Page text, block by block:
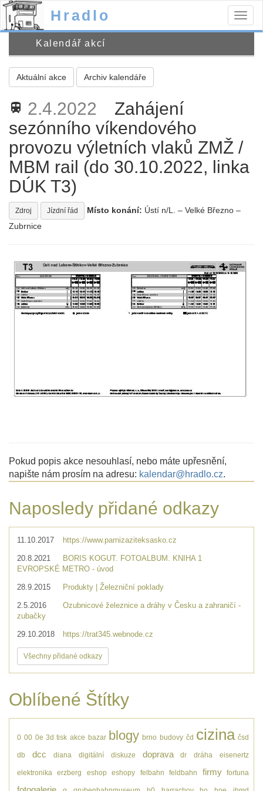
Hradlo
Kalendář akcí
Aktuální akce Archiv kalendáře
train 2.4.2022
Zahájení
sezónního víkendového
provozu výletních vlaků ZMŽ /
MBM rail (do 30.10.2022, linka
DÚK T3)
Zdroj Jízdní řád Místo konání: Ústí n/L. – Velké Březno –
Zubrnice
Pokud popis akce nesouhlasí, nebo máte upřesnění,
napište nám prosím na adresu: kalendar@hradlo.cz.
Naposledy přidané odkazy
11.10.2017 https://www.parnizaziteksasko.cz
20.8.2021
BORIS KOGUT. FOTOALBUM. KNIHA 1
EVROPSKÉ METRO - úvod
28.9.2015 Produkty | Železniční poklady
2.5.2016
Ozubnicové železnice a dráhy v Česku a zahraničí -
zubačky
29.10.2018 https://trat345.webnode.cz
Všechny přidané odkazy
Oblíbené Štítky
0 00 0e 3d tisk akce bazar blogy brno budovy čd cizina čsd
db dcc diana digitální diskuze doprava dr dráha eisenertz
elektronika erzberg eshop eshopy felbahn feldbahn firmy fortuna